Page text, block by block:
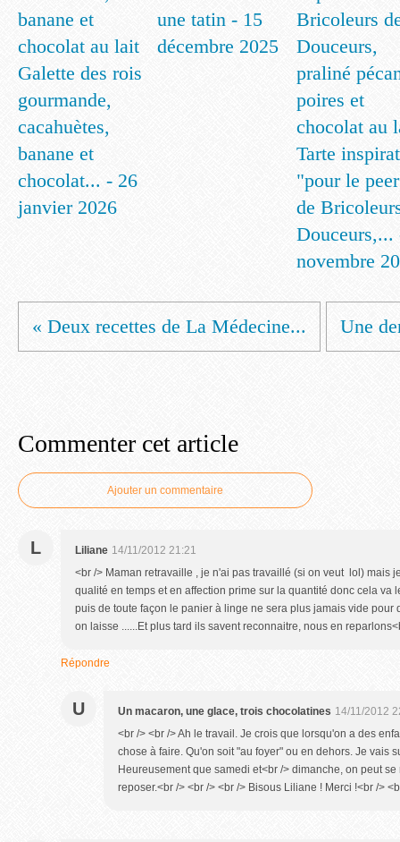
Galette des rois
gourmande,
cacahuètes,
banane et
chocolat... - 26
janvier 2026
une tatin - 15
décembre 2025
Tarte
"pour le
de
Douceurs,...
novembre
« Deux recettes de La Médecine... Une
Commenter cet article
Ajouter un commentaire
L Liliane 14/11/2012 21:21
<br /> Maman retravaille , je n'ai pas travaillé (si on veut lol) mais
qualité en temps et en affection prime sur la quantité donc cela va
puis de toute façon le panier à linge ne sera plus jamais vide pour
on laisse ......Et plus tard ils savent reconnaitre, nous en
Répondre
U Un macaron, une glace, trois chocolatines 14/11/2012
<br /> <br /> Ah le travail. Je crois que lorsqu'on a des
chose à faire. Qu'on soit "au foyer" ou en dehors. Je vais
Heureusement que samedi et<br /> dimanche, on peut
reposer.<br /> <br /> <br /> Bisous Liliane ! Merci !<br />